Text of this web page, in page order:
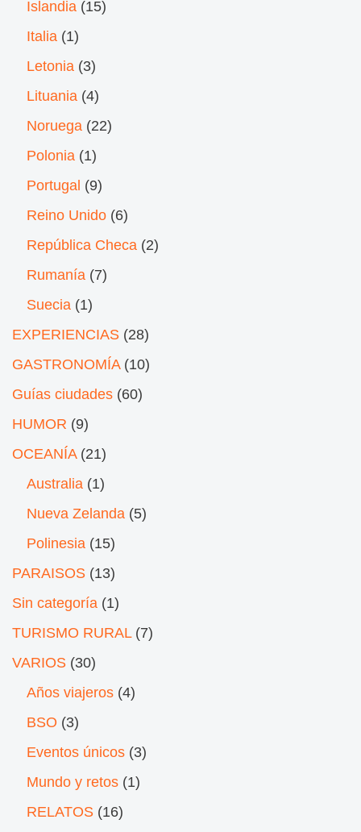
Islandia (15)
Italia (1)
Letonia (3)
Lituania (4)
Noruega (22)
Polonia (1)
Portugal (9)
Reino Unido (6)
República Checa (2)
Rumanía (7)
Suecia (1)
EXPERIENCIAS (28)
GASTRONOMÍA(10)
Guías ciudades (60)
HUMOR (9)
OCEANÍA(21)
Australia (1)
Nueva Zelanda (5)
Polinesia (15)
PARAISOS (13)
Sin categoría (1)
TURISMO RURAL(7)
VARIOS (30)
Años viajeros (4)
BSO (3)
Eventos únicos (3)
Mundo y retos (1)
RELATOS (16)